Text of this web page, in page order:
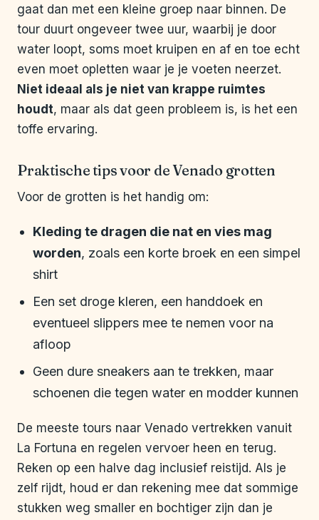
gaat dan met een kleine groep naar binnen. De
tour duurt ongeveer twee uur, waarbij je door
water loopt, soms moet kruipen en af en toe echt
even moet opletten waar je je voeten neerzet.
Niet ideaal als je niet van krappe ruimtes
houdt, maar als dat geen probleem is, is het een
toffe ervaring.
Praktische tips voor de Venado grotten
Voor de grotten is het handig om:
Kleding te dragen die nat en vies mag
worden, zoals een korte broek en een simpel
shirt
Een set droge kleren, een handdoek en
eventueel slippers mee te nemen voor na
afloop
Geen dure sneakers aan te trekken, maar
schoenen die tegen water en modder kunnen
De meeste tours naar Venado vertrekken vanuit
La Fortuna en regelen vervoer heen en terug.
Reken op een halve dag inclusief reistijd. Als je
zelf rijdt, houd er dan rekening mee dat sommige
stukken weg smaller en bochtiger zijn dan je